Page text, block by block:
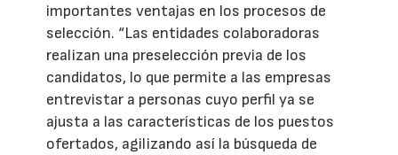
importantes ventajas en los procesos de
selección. “Las entidades colaboradoras
realizan una preselección previa de los
candidatos, lo que permite a las empresas
entrevistar a personas cuyo perfil ya se
ajusta a las características de los puestos
ofertados, agilizando así la búsqueda de